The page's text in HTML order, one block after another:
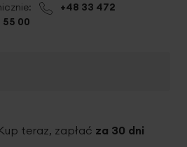
+48 33 472
55 00
teraz, zapłać za 30 dni